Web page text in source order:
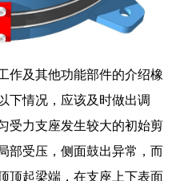
作及其他功能部件的介绍橡
下情况，应该及时做出调
受力支座发生较大的初始剪
部受压，侧面鼓出异常，而
顶起梁端，在支座上下表面